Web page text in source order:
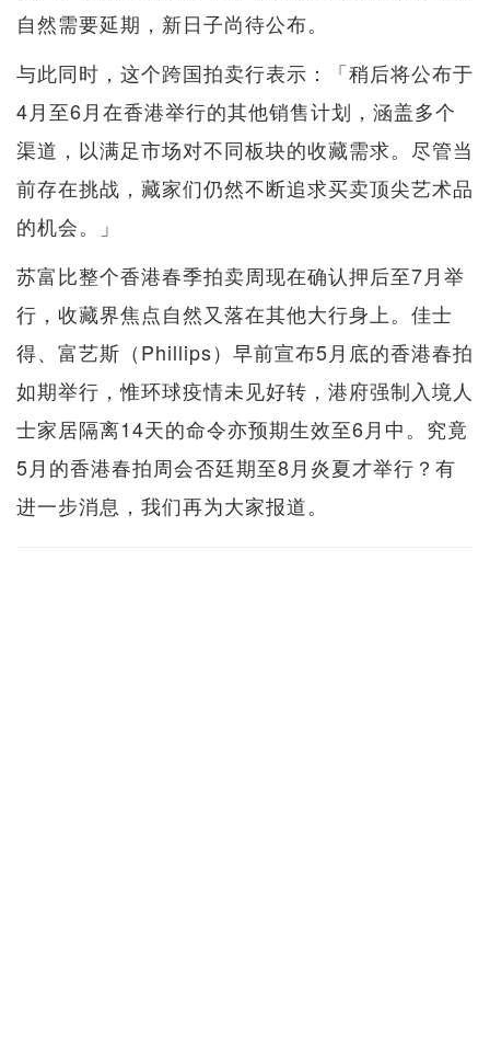
自然需要延期，新日子尚待公布。
与此同时，这个跨国拍卖行表示：「稍后将公布于
4月至6月在香港举行的其他销售计划，涵盖多个
渠道，以满足市场对不同板块的收藏需求。尽管当
前存在挑战，藏家们仍然不断追求买卖顶尖艺术品
的机会。」
苏富比整个香港春季拍卖周现在确认押后至7月举
行，收藏界焦点自然又落在其他大行身上。佳士
得、富艺斯（Phillips）早前宣布5月底的香港春拍
如期举行，惟环球疫情未见好转，港府强制入境人
士家居隔离14天的命令亦预期生效至6月中。究竟
5月的香港春拍周会否廷期至8月炎夏才举行？有
进一步消息，我们再为大家报道。